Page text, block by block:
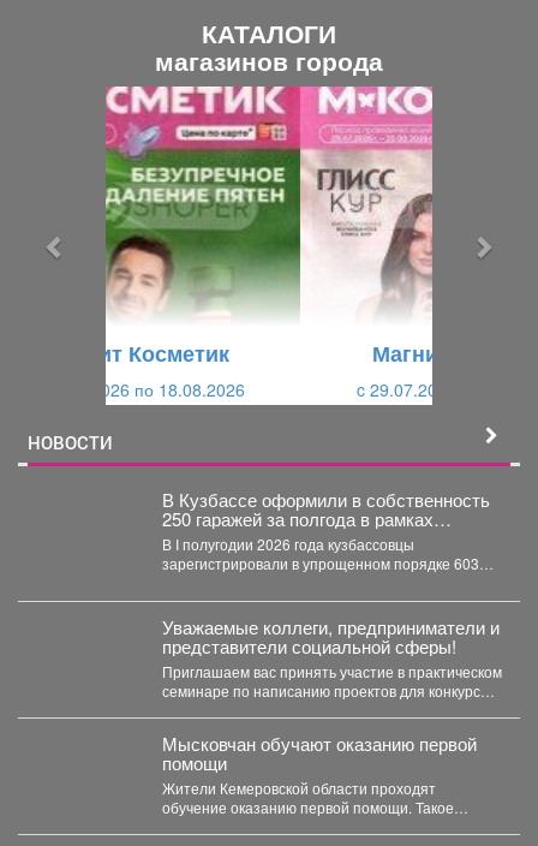
КАТАЛОГИ
магазинов города
Магнит Косметик
c 29.07.2026 по 25.08.2026
НОВОСТИ
В Кузбассе оформили в собственность
250 гаражей за полгода в рамках
«гаражной амнистии»
В I полугодии 2026 года кузбассовцы
зарегистрировали в упрощенном порядке 603
Уважаемые коллеги, предприниматели и
представители социальной сферы!
Приглашаем вас принять участие в практическом
семинаре по написанию проектов для конкурсов
Мысковчан обучают оказанию первой
помощи
Жители Кемеровской области проходят
обучение оказанию первой помощи. Такое